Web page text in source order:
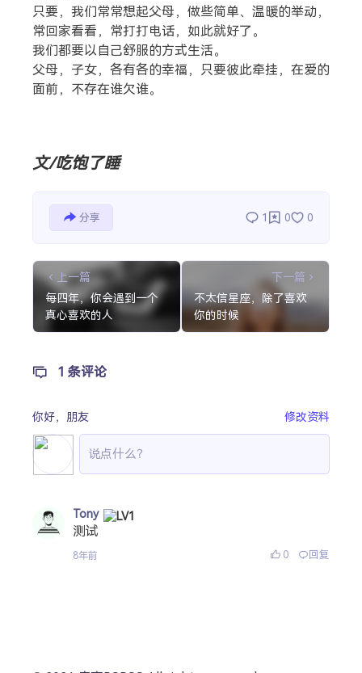
只要，我们常常想起父母，做些简单、温暖的举动，
常回家看看，常打打电话，如此就好了。
我们都要以自己舒服的方式生活。
父母，子女，各有各的幸福，只要彼此牵挂，在爱的
面前，不存在谁欠谁。
文/吃饱了睡
分享 1 0 0
上一篇
每四年，你会遇到一个
真心喜欢的人
下一篇
不太信星座，除了喜欢
你的时候
1 条评论
你好， 朋友 修改资料
Tony
测试
8年前 0 回复